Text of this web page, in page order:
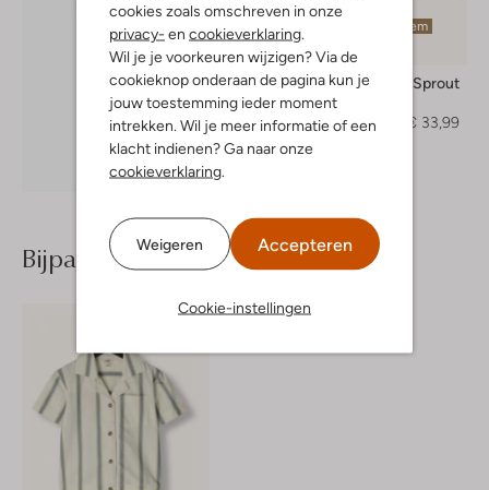
cookies zoals omschreven in onze
privacy- en cookieverklaring.
Wil je je voorkeuren wijzigen? Via de
cookieknop onderaan de pagina kun je
jouw toestemming ieder moment
intrekken. Wil je meer informatie of een
klacht indienen? Ga naar onze
cookieverklaring.
Weigeren Accepteren
Cookie-instellingen
Ontdek de look
Laatste item
Sproet & Sprout
€ 68,99
€ 33,99
Bijpassende producten